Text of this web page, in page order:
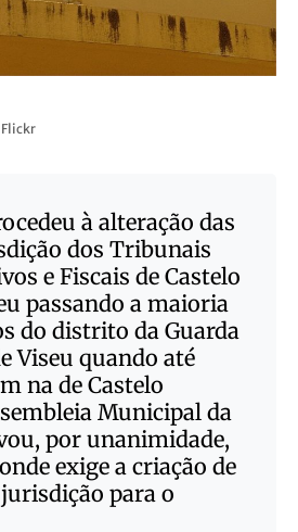
à alteração das
dos Tribunais
e Fiscais de Castelo
passando a maioria
do distrito da Guarda
Viseu quando até
na de Castelo
Municipal da
por unanimidade,
exige a criação de
para o